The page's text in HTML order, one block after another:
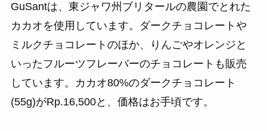
GuSantは、東ジャワ州ブリタールの農園でとれた
カカオを使用しています。ダークチョコレートや
ミルクチョコレートのほか、りんごやオレンジと
いったフルーツフレーバーのチョコレートも販売
しています。カカオ80%のダークチョコレート
(55g)がRp.16,500と、価格はお手頃です。